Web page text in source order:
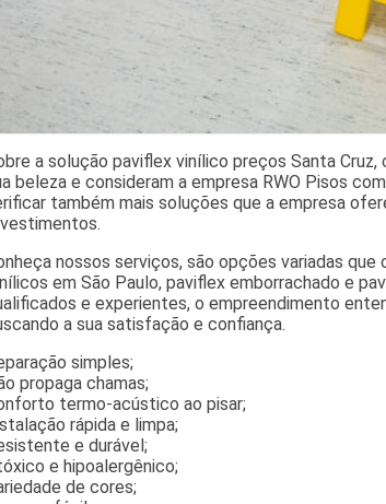
a solução paviflex vinílico preços Santa
beleza e consideram a empresa RWO Pisos
também mais soluções que a empresa
nossos serviços, são opções variadas
em São Paulo, paviflex emborrachado e
e experientes, o empreendimento
a sua satisfação e confiança.
simples;
propaga chamas;
termo-acústico ao pisar;
rápida e limpa;
e durável;
e hipoalergênico;
de cores;